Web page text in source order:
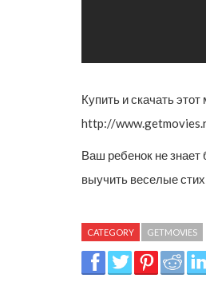
Купить и скачать
http://
Ваш ребенок не
выучить веселые
CATEGORY GETMOVIES